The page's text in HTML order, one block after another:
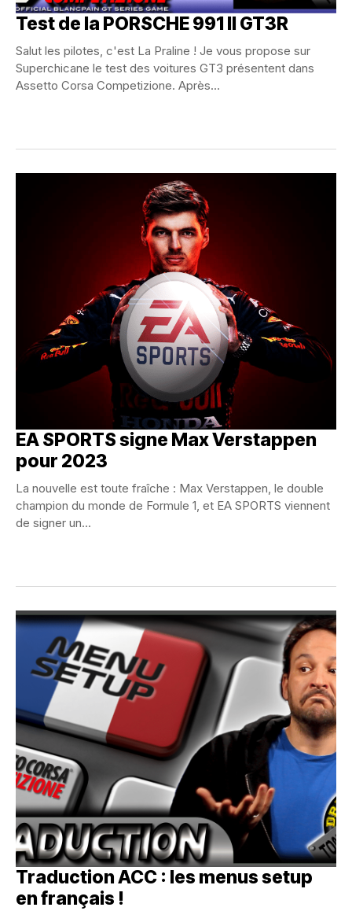
Test de la PORSCHE 991 II GT3R
Salut les pilotes, c'est La Praline ! Je vous propose sur
Superchicane le test des voitures GT3 présentent dans
Assetto Corsa Competizione. Après...
EA SPORTS signe Max Verstappen
pour 2023
La nouvelle est toute fraîche : Max Verstappen, le double
champion du monde de Formule 1, et EA SPORTS viennent
de signer un...
Traduction ACC : les menus setup
en français !